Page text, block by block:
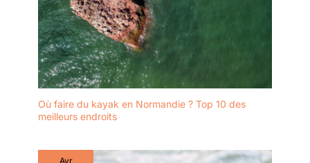
Où faire du kayak en Normandie ? Top 10 des
meilleurs endroits
Avr